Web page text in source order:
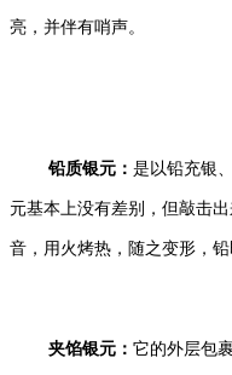
亮，并伴有哨声。
铅质银元： 是以铅充银
元基本上没有差别，但敲击
音，用火烤热，随之变形，铅
夹馅银元： 它的外层包